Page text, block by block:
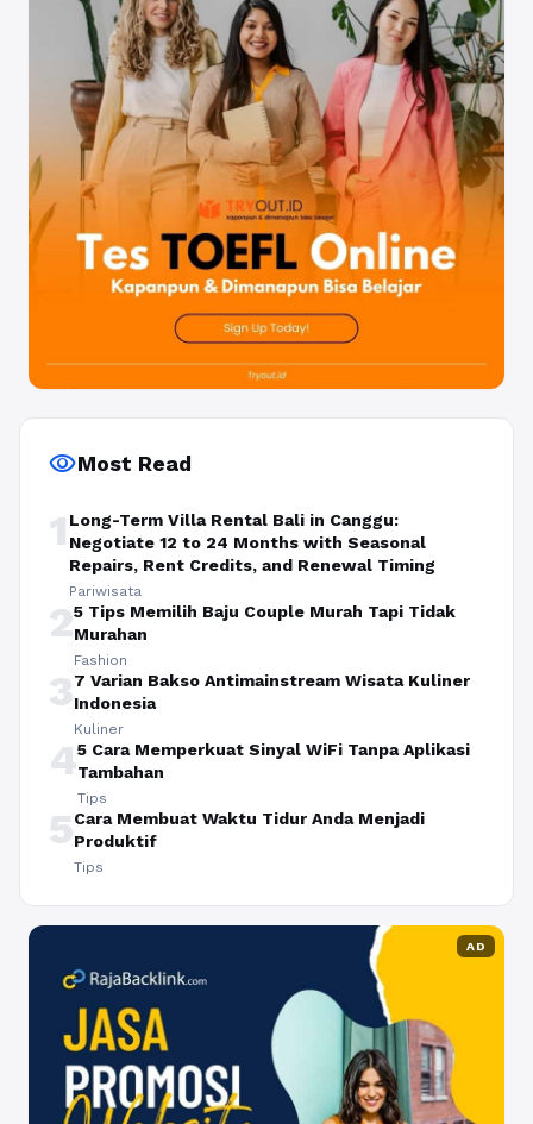
visibilityMost Read
1 Long-Term Villa Rental Bali in Canggu:
Negotiate 12 to 24 Months with Seasonal
Repairs, Rent Credits, and Renewal Timing
Pariwisata
25 Tips Memilih Baju Couple Murah Tapi Tidak
Murahan
Fashion
37 Varian Bakso Antimainstream Wisata Kuliner
Indonesia
Kuliner
45 Cara Memperkuat Sinyal WiFi Tanpa Aplikasi
Tambahan
Tips
5Cara Membuat Waktu Tidur Anda Menjadi
Produktif
Tips
AD